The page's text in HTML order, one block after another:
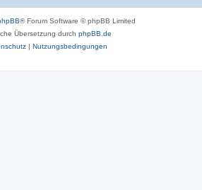
® Forum Software © phpBB Limited
Übersetzung durch phpBB.de
| Nutzungsbedingungen